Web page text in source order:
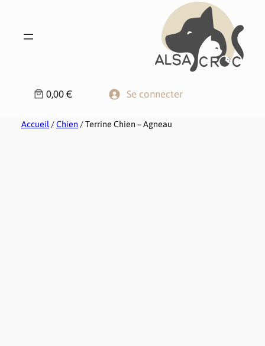
0,00 € Se connecter
Accueil/Chien / Terrine Chien – Agneau